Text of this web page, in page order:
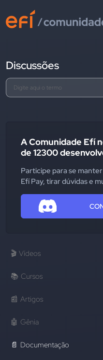
Discussões
A Comunidade Efí
de 12300
Participe para se
Efí Pay, tirar dúvidas e
🎬 Vídeos
📚 Cursos
📰 Artigos
🤖 Gênia
📄 Documentação